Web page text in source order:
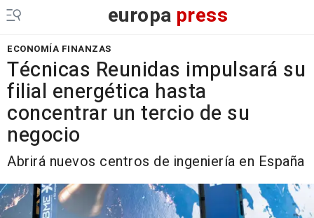
europa press
ECONOMÍA FINANZAS
Técnicas Reunidas impulsará su
filial energética hasta
concentrar un tercio de su
negocio
Abrirá nuevos centros de ingeniería en España